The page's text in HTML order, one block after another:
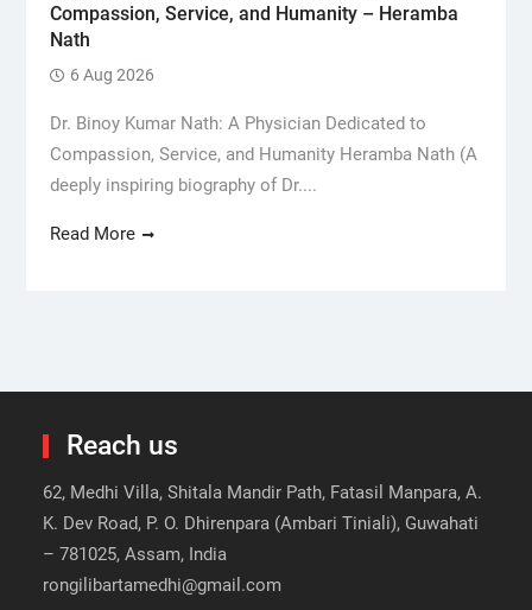
Compassion, Service, and Humanity – Heramba
Nath
6 Aug 2026
Dr. Binoy Kumar Nath: A Physician Dedicated to
Compassion, Service, and Humanity Heramba Nath (A
deeply inspiring biography of Dr....
Read More
Reach us
62, Medhi Villa, Shitala Mandir Path, Fatasil Manpara, A.
K. Dev Road, P. O. Dhirenpara (Ambari Tiniali), Guwahati
– 781025, Assam, India
rongilibartamedhi@gmail.com